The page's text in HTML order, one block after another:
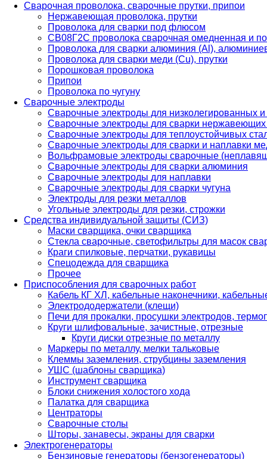
Сварочная проволока, сварочные прутки, припои
Нержавеющая проволока, прутки
Проволока для сварки под флюсом
СВ08Г2С проволока сварочная омедненная и
Проволока для сварки алюминия (Al),
Проволока для сварки меди (Cu), прутки
Порошковая проволока
Припои
Проволока по чугуну
Сварочные электроды
Сварочные электроды для низколегированных и
Сварочные электроды для сварки
Сварочные электроды для теплоустойчивых
Сварочные электроды для сварки и наплавки
Вольфрамовые электроды сварочные
Сварочные электроды для сварки алюминия
Сварочные электроды для наплавки
Сварочные электроды для сварки чугуна
Электроды для резки металлов
Угольные электроды для резки, строжки
Средства индивидуальной защиты (СИЗ)
Маски сварщика, очки сварщика
Стекла сварочные, светофильтры для масок
Краги спилковые, перчатки, рукавицы
Спецодежда для сварщика
Прочее
Приспособления для сварочных работ
Кабель КГ ХЛ, кабельные наконечники,
Электрододержатели (клещи)
Печи для прокалки, просушки электродов,
Круги шлифовальные, зачистные, отрезные
Круги диски отрезные по металлу
Маркеры по металлу, мелки тальковые
Клеммы заземления, струбцины заземления
УШС (шаблоны сварщика)
Инструмент сварщика
Блоки снижения холостого хода
Палатка для сварщика
Центраторы
Сварочные столы
Шторы, занавесы, экраны для сварки
Электрогенераторы
Бензиновые генераторы (бензогенераторы)